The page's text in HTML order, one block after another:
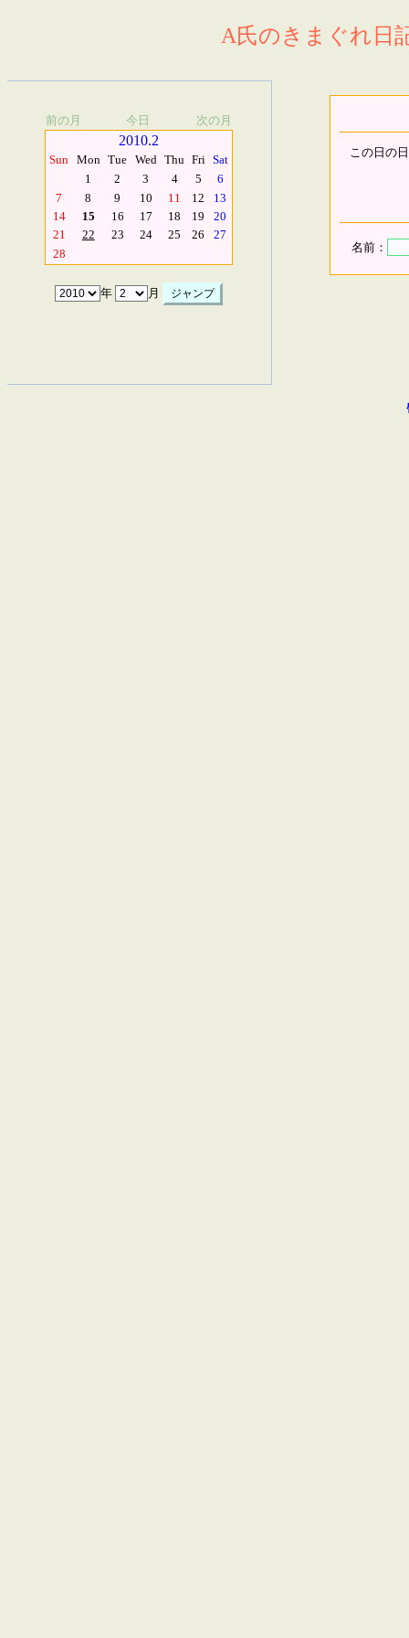
A氏のきまぐれ日
前の月 今日 次の月
2010.2
Sun Mon Tue Wed Thu Fri Sat
1
2 3 4 5
6
7
8 9 10 11 12
13
14
15 16 17 18 19
20
21
22 23 24 25 26
27
28
年 月
この日の
名前：